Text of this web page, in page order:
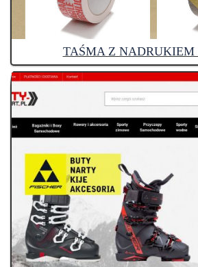
TAŚMA Z NADRUKIEM